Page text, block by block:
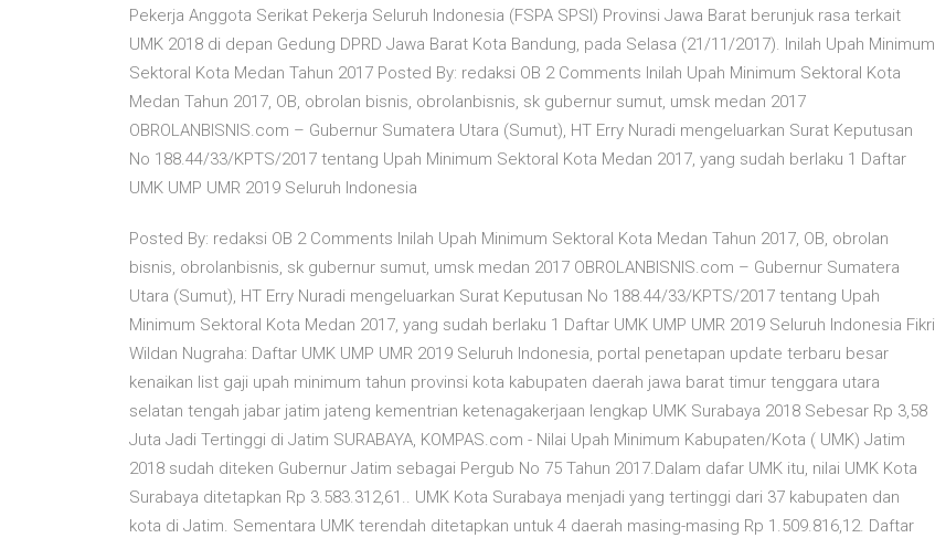
Pekerja Anggota Serikat Pekerja Seluruh Indonesia (FSPA SPSI) Provinsi Jawa Barat berunjuk rasa terkait
UMK 2018 di depan Gedung DPRD Jawa Barat Kota Bandung, pada Selasa (21/11/2017). Inilah Upah Minimum
Sektoral Kota Medan Tahun 2017 Posted By: redaksi OB 2 Comments Inilah Upah Minimum Sektoral Kota
Medan Tahun 2017, OB, obrolan bisnis, obrolanbisnis, sk gubernur sumut, umsk medan 2017
OBROLANBISNIS.com – Gubernur Sumatera Utara (Sumut), HT Erry Nuradi mengeluarkan Surat Keputusan
No 188.44/33/KPTS/2017 tentang Upah Minimum Sektoral Kota Medan 2017, yang sudah berlaku 1 Daftar
UMK UMP UMR 2019 Seluruh Indonesia
Posted By: redaksi OB 2 Comments Inilah Upah Minimum Sektoral Kota Medan Tahun 2017, OB, obrolan
bisnis, obrolanbisnis, sk gubernur sumut, umsk medan 2017 OBROLANBISNIS.com – Gubernur Sumatera
Utara (Sumut), HT Erry Nuradi mengeluarkan Surat Keputusan No 188.44/33/KPTS/2017 tentang Upah
Minimum Sektoral Kota Medan 2017, yang sudah berlaku 1 Daftar UMK UMP UMR 2019 Seluruh Indonesia Fikri
Wildan Nugraha: Daftar UMK UMP UMR 2019 Seluruh Indonesia, portal penetapan update terbaru besar
kenaikan list gaji upah minimum tahun provinsi kota kabupaten daerah jawa barat timur tenggara utara
selatan tengah jabar jatim jateng kementrian ketenagakerjaan lengkap UMK Surabaya 2018 Sebesar Rp 3,58
Juta Jadi Tertinggi di Jatim SURABAYA, KOMPAS.com - Nilai Upah Minimum Kabupaten/Kota ( UMK) Jatim
2018 sudah diteken Gubernur Jatim sebagai Pergub No 75 Tahun 2017.Dalam dafar UMK itu, nilai UMK Kota
Surabaya ditetapkan Rp 3.583.312,61.. UMK Kota Surabaya menjadi yang tertinggi dari 37 kabupaten dan
kota di Jatim. Sementara UMK terendah ditetapkan untuk 4 daerah masing-masing Rp 1.509.816,12. Daftar